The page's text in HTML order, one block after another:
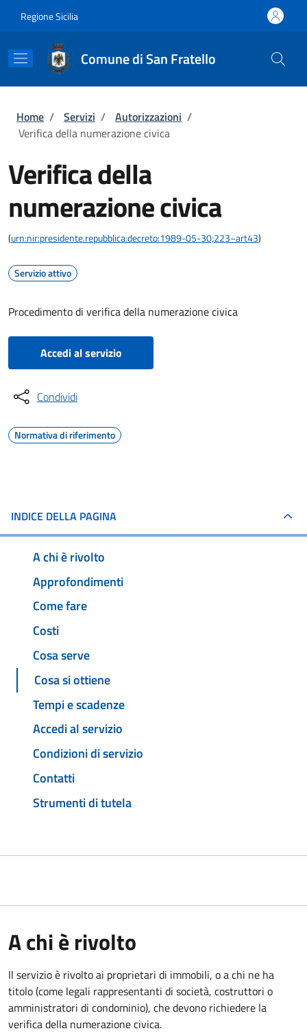
Regione Sicilia
Comune di San Fratello
Briciole di pane
Home / Servizi / Autorizzazioni /
Verifica della numerazione civica
Verifica della
numerazione civica
(urn:nir:presidente.repubblica:decreto:1989-05-30;223~art43)
Servizio attivo
Procedimento di verifica della numerazione civica
Accedi al servizio
Condividi
Normativa di riferimento
INDICE DELLA PAGINA
A chi è rivolto
Approfondimenti
Come fare
Costi
Cosa serve
Cosa si ottiene
Tempi e scadenze
Accedi al servizio
Condizioni di servizio
Contatti
Strumenti di tutela
A chi è rivolto
Il servizio è rivolto ai proprietari di immobili, o a chi ne ha
titolo (come legali rappresentanti di società, costruttori o
amministratori di condominio), che devono richiedere la
verifica della numerazione civica.